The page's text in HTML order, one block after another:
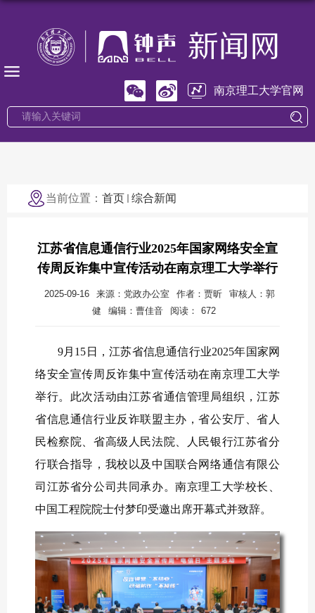
南京理工大学官网
当前位置： 首页 综合新闻
江苏省信息通信行业2025年国家网络安全宣
传周反诈集中宣传活动在南京理工大学举行
2025-09-16 来源：党政办公室 作者：贾昕
审核人：郭
健
编辑：曹佳音 阅读： 672
9月15日，江苏省信息通信行业2025年国家网
络安全宣传周反诈集中宣传活动在南京理工大学
举行。此次活动由江苏省通信管理局组织，江苏
省信息通信行业反诈联盟主办，省公安厅、省人
民检察院、省高级人民法院、人民银行江苏省分
行联合指导，我校以及中国联合网络通信有限公
司江苏省分公司共同承办。南京理工大学校长、
中国工程院院士付梦印受邀出席开幕式并致辞。